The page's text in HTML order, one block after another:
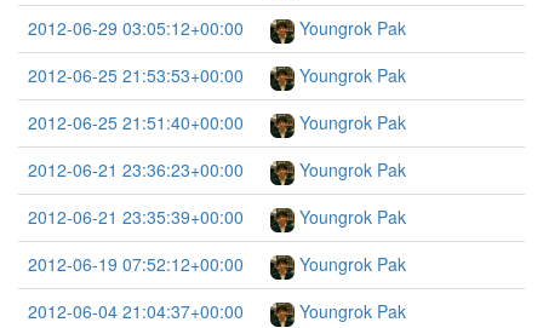
2012-06-29 03:05:12+00:00
Youngrok Pak
2012-06-25 21:53:53+00:00
Youngrok Pak
2012-06-25 21:51:40+00:00
Youngrok Pak
2012-06-21 23:36:23+00:00
Youngrok Pak
2012-06-21 23:35:39+00:00
Youngrok Pak
2012-06-19 07:52:12+00:00
Youngrok Pak
2012-06-04 21:04:37+00:00
Youngrok Pak